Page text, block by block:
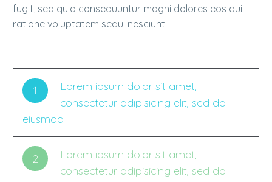
fugit, sed quia consequuntur magni dolores eos qui
ratione voluptatem sequi nesciunt.
1
Lorem ipsum dolor sit amet,
consectetur adipisicing elit, sed do
eiusmod
2
Lorem ipsum dolor sit amet,
consectetur adipisicing elit, sed do